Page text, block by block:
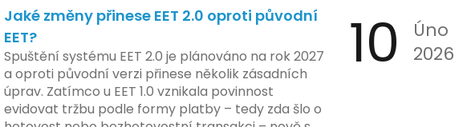
stávající majitele domén při aktualizaci jejich údajů.
Jaké změny přinese EET 2.0 oproti původní
EET?
Spuštění systému EET 2.0 je plánováno na rok 2027
a oproti původní verzi přinese několik zásadních
úprav. Zatímco u EET 1.0 vznikala povinnost
evidovat tržbu podle formy platby – tedy zda šlo o
10
Úno
2026